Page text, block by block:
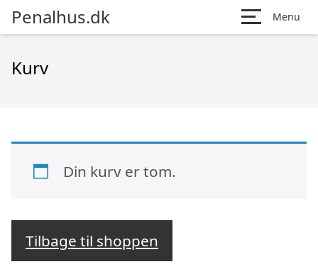
Penalhus.dk Menu
Kurv
Din kurv er tom.
Tilbage til shoppen